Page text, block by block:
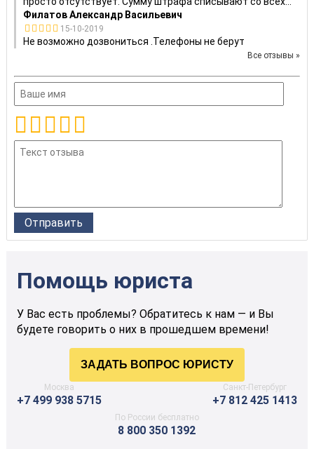
Филатов Александр Васильевич
15-10-2019
Не возможно дозвониться .Телефоны не берут
Все отзывы »
Помощь юриста
У Вас есть проблемы? Обратитесь к нам — и Вы
будете говорить о них в прошедшем времени!
Москва
+7 499 938 5715
Санкт-Петербург
+7 812 425 1413
По России бесплатно
8 800 350 1392